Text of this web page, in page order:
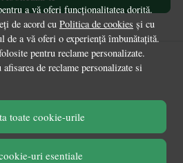
a vă oferi funcționalitatea dorită.
de acord cu Politica de cookies și cu
de a vă oferi o experiență îmbunătațită.
pentru reclame personalizate.
de reclame personalizate si
toate cookie-urile
uri esentiale